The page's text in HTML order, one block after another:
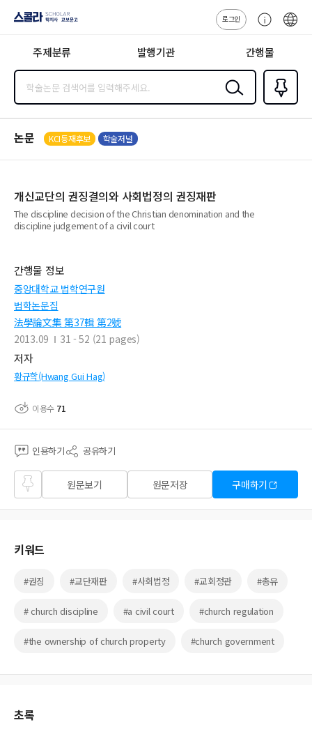
지사·교보문고
로그인
센
주제분류 발행기관 간행물
검색
즐겨찾
기0
논문 KCI등재후보 학술저널
개신교단의 권징결의와 사회법정의 권징재판
The discipline decision of the Christian denomination and the
discipline judgement of a civil court
간행물 정보
중앙대학교 법학연구원
법학논문집
法學論文集 第37輯 第2號
2013.09
31 - 52 (21 pages)
저자
황규학(Hwang Gui Hag)
이용수 71
인용하기 공유하기
즐겨
찾기
원문보기 원문저장 구매하기
키워드
#권징 #교단재판 #사회법정 #교회정관 #총유
# church discipline #a civil court #church regulation
#the ownership of church property #church government
초록